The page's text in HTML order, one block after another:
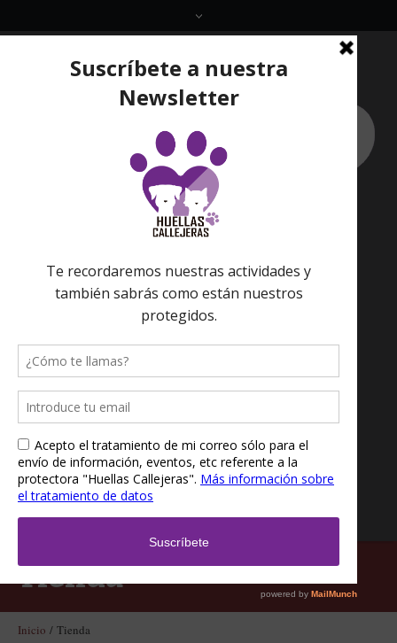
Tienda
Inicio / Tienda